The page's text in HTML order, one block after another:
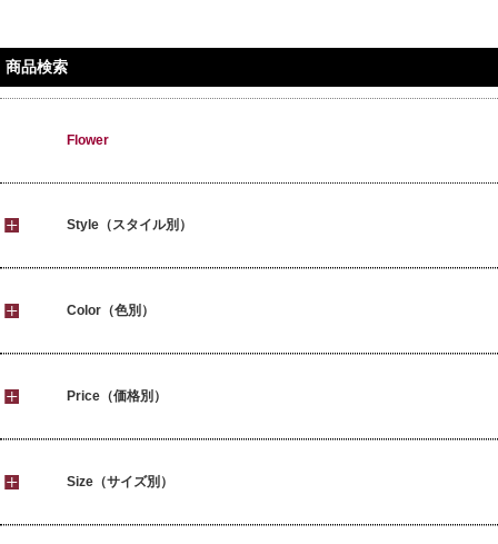
商品検索
Flower
Style（スタイル別）
Color（色別）
Price（価格別）
Size（サイズ別）